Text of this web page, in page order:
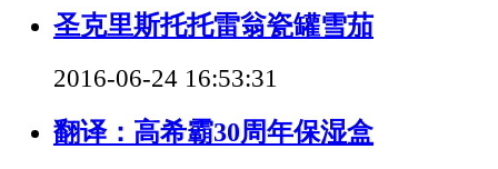
圣克里斯托托雷翁瓷罐雪茄
2016-06-24 16:53:31
翻译：高希霸30周年保湿盒